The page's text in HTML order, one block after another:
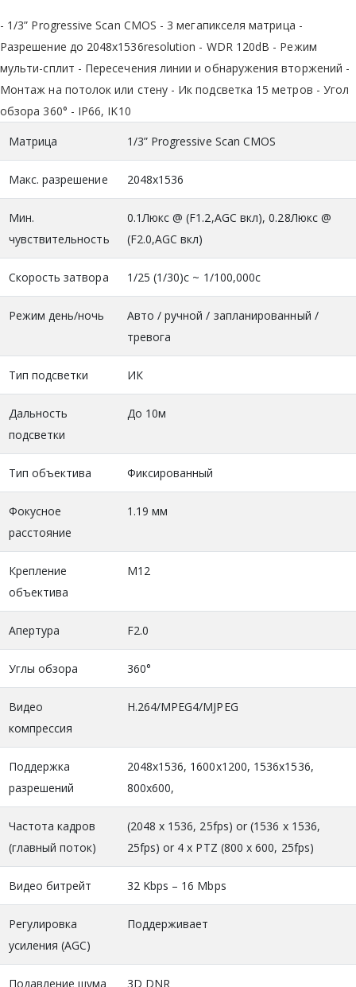
- 1/3” Progressive Scan CMOS - 3 мегапикселя матрица -
Разрешение до 2048х1536resolution - WDR 120dB - Режим
мульти-сплит - Пересечения линии и обнаружения вторжений -
Монтаж на потолок или стену - Ик подсветка 15 метров - Угол
обзора 360° - IP66, IK10
Матрица
1/3” Progressive Scan CMOS
Макс. разрешение 2048x1536
Мин.
чувствительность
0.1Люкс @ (F1.2,AGC вкл), 0.28Люкс @
(F2.0,AGC вкл)
Скорость затвора 1/25 (1/30)с ~ 1/100,000с
Режим день/ночь
Авто / ручной / запланированный /
тревога
Тип подсветки ИК
Дальность
подсветки
До 10м
Тип объектива Фиксированный
Фокусное
расстояние
1.19 мм
Крепление
объектива
M12
Апертура F2.0
Углы обзора 360°
Видео
компрессия
H.264/MPEG4/MJPEG
Поддержка
разрешений
2048x1536, 1600x1200, 1536x1536,
800x600,
Частота кадров
(главный поток)
(2048 x 1536, 25fps) or (1536 x 1536,
25fps) or 4 x PTZ (800 x 600, 25fps)
Видео битрейт 32 Kbps – 16 Mbps
Регулировка
усиления (AGC)
Поддерживает
Подавление шума 3D DNR